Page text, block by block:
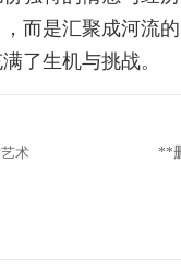
而是汇聚成河流
了生机与挑战。
术
**